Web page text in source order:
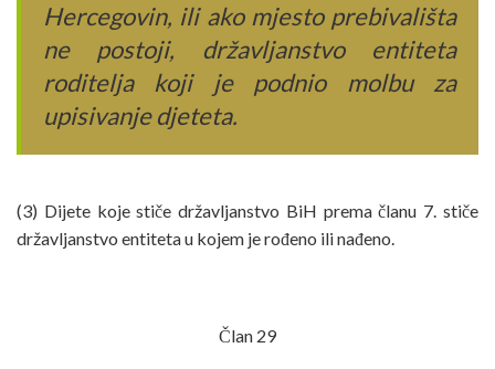
Hercegovin, ili ako mjesto prebivališta
ne postoji, državljanstvo entiteta
roditelja koji je podnio molbu za
upisivanje djeteta.
(3) Dijete koje stiče državljanstvo BiH prema članu 7. stiče
državljanstvo entiteta u kojem je rođeno ili nađeno.
Član 29